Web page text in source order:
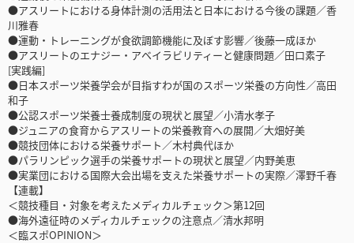
●アスリートにおける身体計測の活用法と日本における今後の課題／香
川雅春
●運動・トレーニングが食欲調節機能に及ぼす影響／後藤一成ほか
●アスリートのエナジー・アベイラビリティーと健康問題／田口素子
[実践編]
●日本スポーツ栄養学会が目指すわが国のスポーツ栄養の方向性／高田
和子
●公認スポーツ栄養士養成制度の現状と展望／小清水孝子
●ジュニアの食育からアスリートの栄養教育への展開／大畑好美
●競技団体における栄養サポート／木村典代ほか
●パラリンピック選手の栄養サポートの現状と展望／内野美恵
●実業団における国際大会出場を支えた栄養サポートの実際／澤野千春
【連載】
＜競技種目・対象を考えたメディカルチェック＞第12回
●海外遠征時のメディカルチェックの注意点／清水邦明
＜臨スポOPINION＞